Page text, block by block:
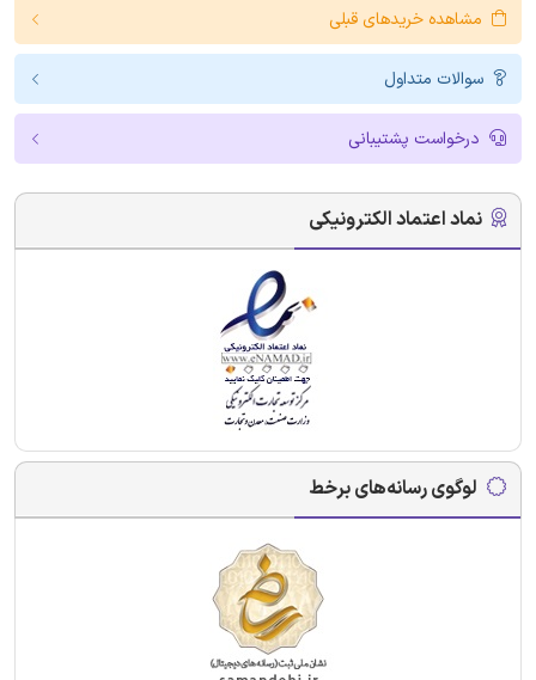
مشاهده خریدهای قبلی
سوالات متداول
درخواست پشتیبانی
نماد اعتماد الکترونیکی
لوگوی رسانه‌های برخط